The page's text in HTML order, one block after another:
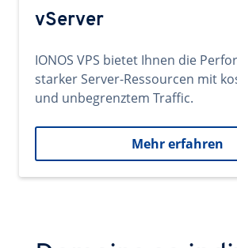
vServer
IONOS VPS bietet Ihnen die
starker Server-Ressourcen mit
und unbegrenztem Traffic.
Mehr erfahren